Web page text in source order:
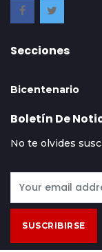
Secciones
Bicentenario
Boletín De
No te olvides
SUSCRIBIRSE